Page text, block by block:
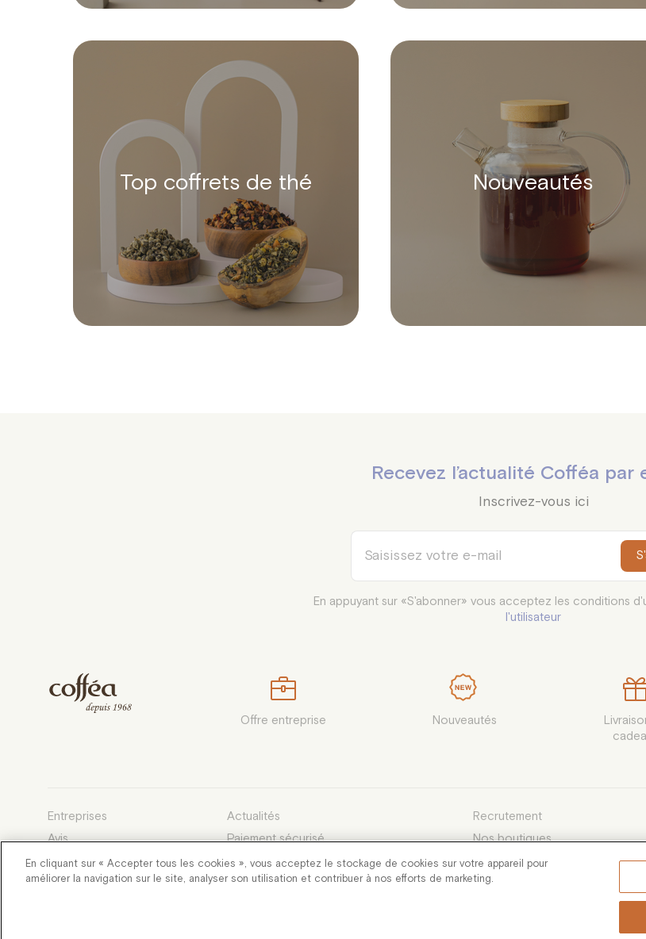
Top coffrets de thé Nouveautés
Recevez l’actualité Cofféa par
Inscrivez-vous ici
En appuyant sur «S'abonner» vous acceptez les conditions
l'utilisateur
Offre entreprise Nouveautés
Entreprises Actualités
Recrutement
Avis
Paiement sécurisé
Nos boutiques
Devenez franchisé
Conditions générales de Vente
En cliquant sur « Accepter tous les cookies », vous acceptez le stockage de cookies sur votre appareil pour
améliorer la navigation sur le site, analyser son utilisation et contribuer à nos efforts de marketing.